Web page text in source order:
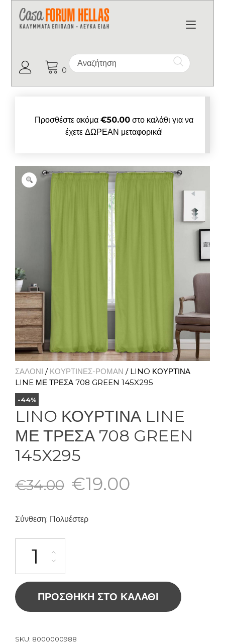
Ο Λογαριασμός μου
0
Προσθέστε ακόμα €50.00στο καλάθι για να
έχετε ΔΩΡΕΑΝ μεταφορικά!
ΣΑΛΟΝΙ / ΚΟΥΡΤΙΝΕΣ-ΡΟΜΑΝ / LINO ΚΟΥΡΤΙΝΑ
LINE ΜΕ ΤΡΕΣΑ 708 GREEN 145X295
-44%
LINO ΚΟΥΡΤΙΝΑ LINE
ΜΕ ΤΡΕΣΑ 708 GREEN
145X295
€34.00 €19.00
Σύνθεση: Πολυέστερ
ΠΡΟΣΘΉΚΗ ΣΤΟ ΚΑΛΆΘΙ
SKU: 8000000988